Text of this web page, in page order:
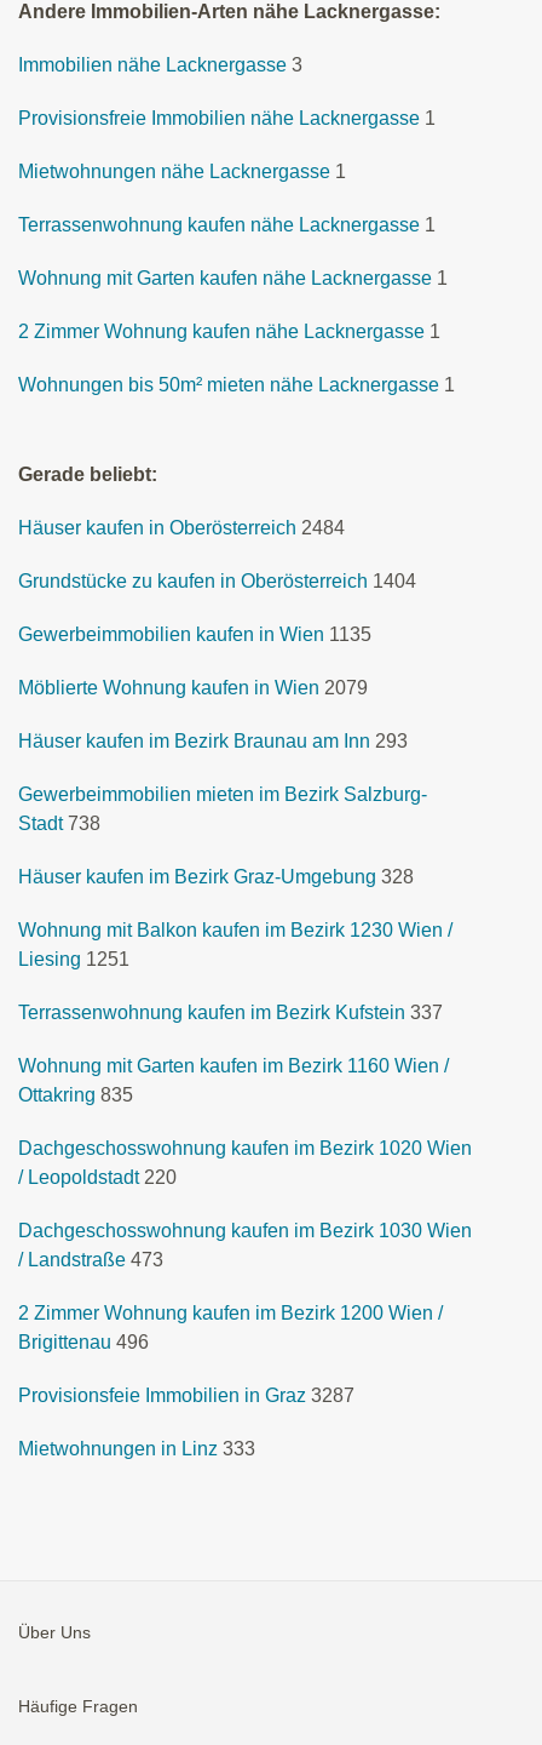
Andere Immobilien-Arten nähe Lacknergasse:
Immobilien nähe Lacknergasse 3
Provisionsfreie Immobilien nähe Lacknergasse 1
Mietwohnungen nähe Lacknergasse 1
Terrassenwohnung kaufen nähe Lacknergasse 1
Wohnung mit Garten kaufen nähe Lacknergasse 1
2 Zimmer Wohnung kaufen nähe Lacknergasse 1
Wohnungen bis 50m² mieten nähe Lacknergasse 1
Gerade beliebt:
Häuser kaufen in Oberösterreich 2484
Grundstücke zu kaufen in Oberösterreich 1404
Gewerbeimmobilien kaufen in Wien 1135
Möblierte Wohnung kaufen in Wien 2079
Häuser kaufen im Bezirk Braunau am Inn 293
Gewerbeimmobilien mieten im Bezirk Salzburg-
Stadt 738
Häuser kaufen im Bezirk Graz-Umgebung 328
Wohnung mit Balkon kaufen im Bezirk 1230 Wien /
Liesing 1251
Terrassenwohnung kaufen im Bezirk Kufstein 337
Wohnung mit Garten kaufen im Bezirk 1160 Wien /
Ottakring 835
Dachgeschosswohnung kaufen im Bezirk 1020 Wien
/ Leopoldstadt 220
Dachgeschosswohnung kaufen im Bezirk 1030 Wien
/ Landstraße 473
2 Zimmer Wohnung kaufen im Bezirk 1200 Wien /
Brigittenau 496
Provisionsfeie Immobilien in Graz 3287
Mietwohnungen in Linz 333
Über Uns
Häufige Fragen